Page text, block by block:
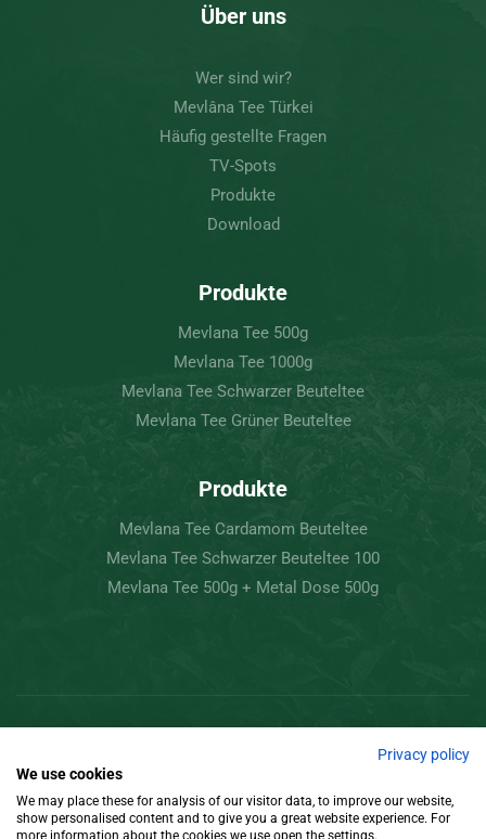
Über uns
Wer sind wir?
Mevlâna Tee Türkei
Häufig gestellte Fragen
TV-Spots
Produkte
Download
Produkte
Mevlana Tee 500g
Mevlana Tee 1000g
Mevlana Tee Schwarzer Beuteltee
Mevlana Tee Grüner Beuteltee
Produkte
Mevlana Tee Cardamom Beuteltee
Mevlana Tee Schwarzer Beuteltee 100
Mevlana Tee 500g + Metal Dose 500g
Gestaltung
Privacy policy
We use cookies
We may place these for analysis of our visitor data, to improve our website,
show personalised content and to give you a great website experience. For
more information about the cookies we use open the settings.